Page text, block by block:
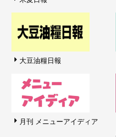
大豆油糧日報
月刊 メニューアイディア